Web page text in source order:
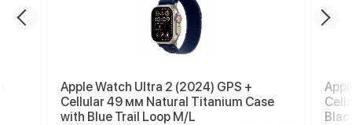
Apple Watch Ultra 2 (2024) GPS +
Cellular 49 мм Natural Titanium Case
with Blue Trail Loop M/L